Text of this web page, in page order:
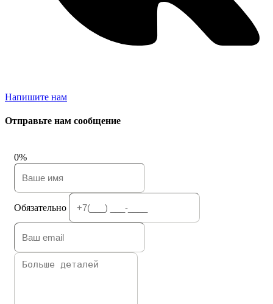
Напишите нам
Отправьте нам сообщение
0%
Обязательно